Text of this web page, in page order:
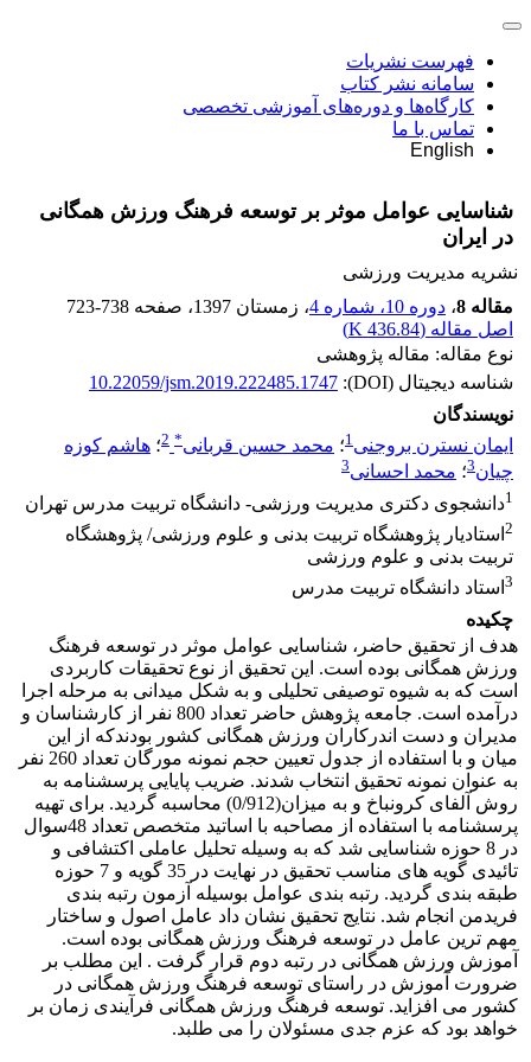
فهرست نشریات
سامانه نشر کتاب
کارگاه‌ها و دوره‌های آموزشی تخصصی
تماس با ما
English
شناسایی عوامل موثر بر توسعه فرهنگ ورزش همگانی
در ایران
نشریه مدیریت ورزشی
مقاله 8
، دوره 10، شماره 4 ، زمستان 1397 ، صفحه 723-738
اصل مقاله (436.84 K
)
نوع مقاله: مقاله پژوهشی
شناسه دیجیتال (DOI):
10.22059/jsm.2019.222485.1747
نویسندگان
ایمان نسترن بروجنی1؛ محمد حسین قربانی*
2؛ هاشم کوزه
چیان3؛ محمد احسانی3
1دانشجوی دکتری مدیریت ورزشی- دانشگاه تربیت مدرس تهران
2 استادیار پژوهشگاه تربیت بدنی و علوم ورزشی/ پژوهشگاه
تربیت بدنی و علوم ورزشی
3 استاد دانشگاه تربیت مدرس
چکیده
هدف از تحقیق حاضر، شناسایی عوامل موثر در توسعه فرهنگ
ورزش همگانی بوده است. این تحقیق از نوع تحقیقات کاربردی
است که به شیوه توصیفی تحلیلی و به شکل میدانی به مرحله اجرا
درآمده است. جامعه پژوهش حاضر تعداد 800 نفر از کارشناسان و
مدیران و دست اندرکاران ورزش همگانی کشور بودندکه از این
میان و با استفاده از جدول تعیین حجم نمونه مورگان تعداد 260 نفر
به عنوان نمونه تحقیق انتخاب شدند. ضریب پایایی پرسشنامه به
روش آلفای کرونباخ و به میزان(0/912) محاسبه گردید. برای تهیه
پرسشنامه با استفاده از مصاحبه با اساتید متخصص تعداد 48سوال
در 8 حوزه شناسایی شد که به وسیله تحلیل عاملی اکتشافی و
تائیدی گویه های مناسب تحقیق در نهایت در 35 گویه و 7 حوزه
طبقه بندی گردید. رتبه بندی عوامل بوسیله آزمون رتبه بندی
فریدمن انجام شد. نتایج تحقیق نشان داد عامل اصول و ساختار
مهم ترین عامل در توسعه فرهنگ ورزش همگانی بوده است.
آموزش ورزش همگانی در رتبه دوم قرار گرفت . این مطلب بر
ضرورت آموزش در راستای توسعه فرهنگ ورزش همگانی در
کشور می افزاید. توسعه فرهنگ ورزش همگانی فرآیندی زمان بر
خواهد بود که عزم جدی مسئولان را می طلبد.